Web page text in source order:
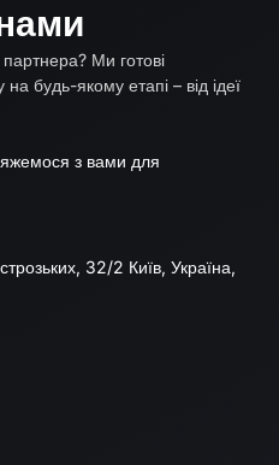
Ми готові
будь-якому етапі – від ідеї
з вами для
32/2 Київ, Україна,